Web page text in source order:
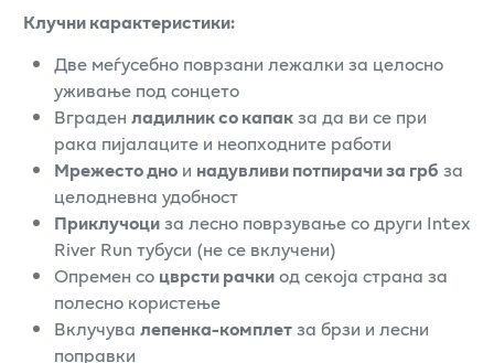
Клучни карактеристики:
Две меѓусебно поврзани лежалки за целосно
уживање под сонцето
Вграден ладилник со капакза да ви се при
рака пијалаците и неопходните работи
Мрежесто дно и надувливи потпирачи за грб за
целодневна удобност
Приклучоциза лесно поврзување со други Intex
River Run тубуси (не се вклучени)
Опремен со цврсти рачкиод секоја страна за
полесно користење
Вклучува лепенка-комплетза брзи и лесни
поправки